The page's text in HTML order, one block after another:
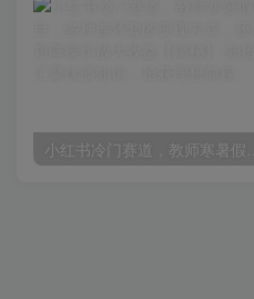
小红书冷门赛道，教师寒暑